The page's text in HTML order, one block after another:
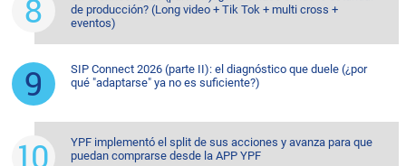
de producción? (Long video + Tik Tok + multi cross +
eventos)
SIP Connect 2026 (parte II): el diagnóstico que duele (¿por
qué "adaptarse" ya no es suficiente?)
YPF implementó el split de sus acciones y avanza para que
puedan comprarse desde la APP YPF